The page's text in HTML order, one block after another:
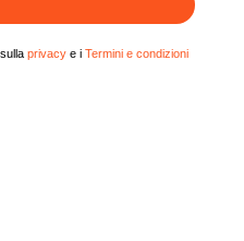
privacye i Termini e condizioni